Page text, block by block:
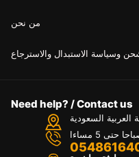
من نحن
وسياسة الاستبدال والاسترجاع
Need help? / Contact us
العربية السعودية